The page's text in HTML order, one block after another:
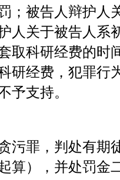
；被告人辩护人
人关于被告人系
取科研经费的时
研经费，犯罪行
予支持。
污罪，判处有期
算），并处罚金